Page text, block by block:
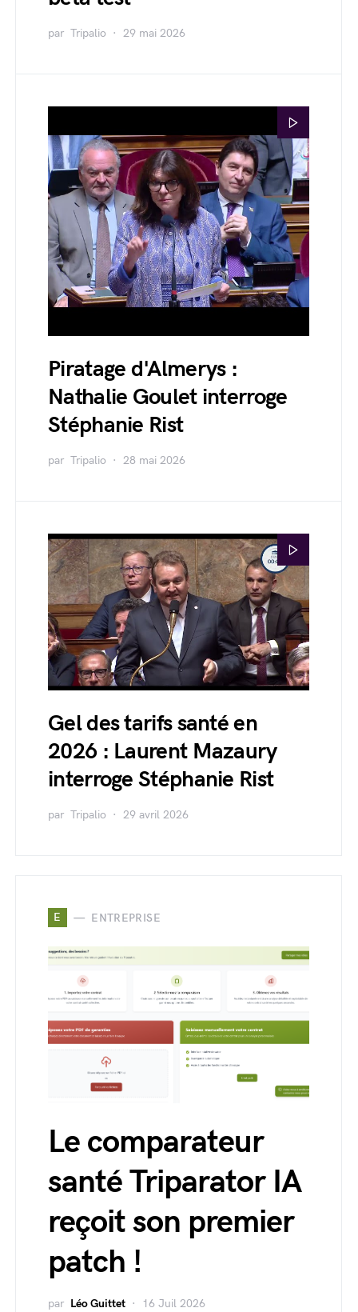
par Tripalio 29 mai 2026
Piratage d'Almerys :
Nathalie Goulet interroge
Stéphanie Rist
par Tripalio 28 mai 2026
Gel des tarifs santé en
2026 : Laurent Mazaury
interroge Stéphanie Rist
par Tripalio 29 avril 2026
E ENTREPRISE
Le comparateur
santé Triparator IA
reçoit son premier
patch !
par Léo Guittet 16 Juil 2026